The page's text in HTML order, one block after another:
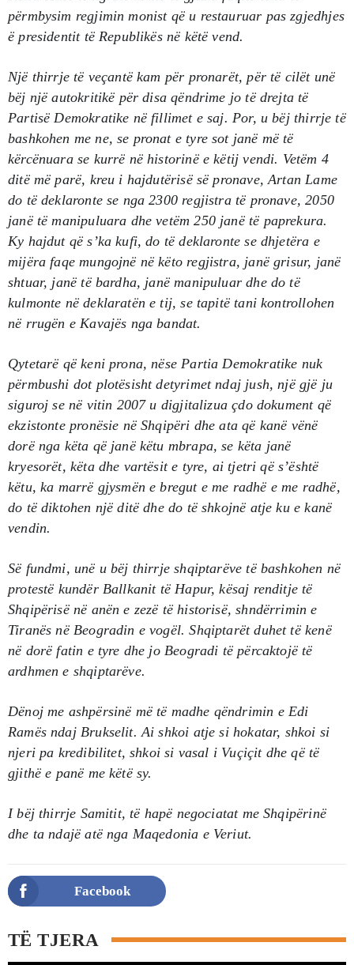
përmbysim regjimin monist që u restauruar pas zgjedhjes
ë presidentit të Republikës në këtë vend.
Një thirrje të veçantë kam për pronarët, për të cilët unë
bëj një autokritikë për disa qëndrime jo të drejta të
Partisë Demokratike në fillimet e saj. Por, u bëj thirrje të
bashkohen me ne, se pronat e tyre sot janë më të
kërcënuara se kurrë në historinë e këtij vendi. Vetëm 4
ditë më parë, kreu i hajdutërisë së pronave, Artan Lame
do të deklaronte se nga 2300 regjistra të pronave, 2050
janë të manipuluara dhe vetëm 250 janë të paprekura.
Ky hajdut që s’ka kufi, do të deklaronte se dhjetëra e
mijëra faqe mungojnë në këto regjistra, janë grisur, janë
shtuar, janë të bardha, janë manipuluar dhe do të
kulmonte në deklaratën e tij, se tapitë tani kontrollohen
në rrugën e Kavajës nga bandat.
Qytetarë që keni prona, nëse Partia Demokratike nuk
përmbushi dot plotësisht detyrimet ndaj jush, një gjë ju
siguroj se në vitin 2007 u digjitalizua çdo dokument që
ekzistonte pronësie në Shqipëri dhe ata që kanë vënë
dorë nga këta që janë këtu mbrapa, se këta janë
kryesorët, këta dhe vartësit e tyre, ai tjetri që s’është
këtu, ka marrë gjysmën e bregut e me radhë e me radhë,
do të diktohen një ditë dhe do të shkojnë atje ku e kanë
vendin.
Së fundmi, unë u bëj thirrje shqiptarëve të bashkohen në
protestë kundër Ballkanit të Hapur, kësaj renditje të
Shqipërisë në anën e zezë të historisë, shndërrimin e
Tiranës në Beogradin e vogël. Shqiptarët duhet të kenë
në dorë fatin e tyre dhe jo Beogradi të përcaktojë të
ardhmen e shqiptarëve.
Dënoj me ashpërsinë më të madhe qëndrimin e Edi
Ramës ndaj Brukselit. Ai shkoi atje si hokatar, shkoi si
njeri pa kredibilitet, shkoi si vasal i Vuçiçit dhe që të
gjithë e panë me këtë sy.
I bëj thirrje Samitit, të hapë negociatat me Shqipërinë
dhe ta ndajë atë nga Maqedonia e Veriut.
Facebook
TË TJERA